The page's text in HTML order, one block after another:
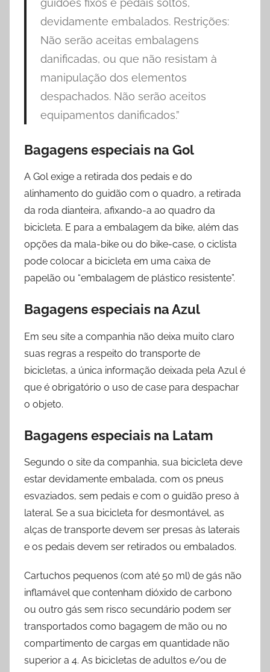
guidões fixos e pedais soltos,
devidamente embalados. Restrições:
Não serão aceitas embalagens
danificadas, ou que não resistam à
manipulação dos elementos
despachados. Não serão aceitos
equipamentos danificados.”
Bagagens especiais na Gol
A Gol exige a retirada dos pedais e do
alinhamento do guidão com o quadro, a retirada
da roda dianteira, afixando-a ao quadro da
bicicleta. E para a embalagem da bike, além das
opções da mala-bike ou do bike-case, o ciclista
pode colocar a bicicleta em uma caixa de
papelão ou “embalagem de plástico resistente”.
Bagagens especiais naAzul
Em seu site a companhia não deixa muito claro
suas regras a respeito do transporte de
bicicletas, a única informação deixada pela Azul é
que é obrigatório o uso de case para despachar
o objeto.
Bagagens especiais na Latam
Segundo o site da companhia, sua bicicleta deve
estar devidamente embalada, com os pneus
esvaziados, sem pedais e com o guidão preso à
lateral. Se a sua bicicleta for desmontável, as
alças de transporte devem ser presas às laterais
e os pedais devem ser retirados ou embalados.
Cartuchos pequenos (com até 50 ml) de gás não
inflamável que contenham dióxido de carbono
ou outro gás sem risco secundário podem ser
transportados como bagagem de mão ou no
compartimento de cargas em quantidade não
superior a 4. As bicicletas de adultos e/ou de